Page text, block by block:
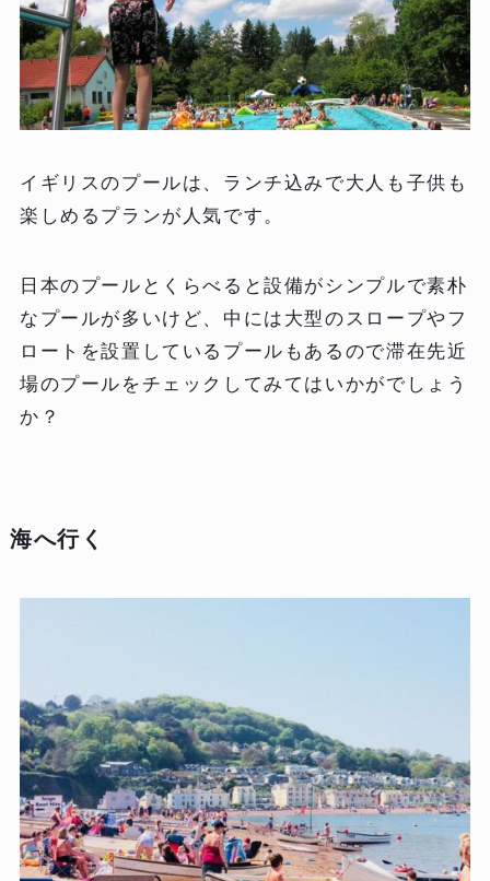
イギリスのプールは、ランチ込みで大人も子供も
楽しめるプランが人気です。
日本のプールとくらべると設備がシンプルで素朴
なプールが多いけど、中には大型のスロープやフ
ロートを設置しているプールもあるので滞在先近
場のプールをチェックしてみてはいかがでしょう
か？
海へ行く